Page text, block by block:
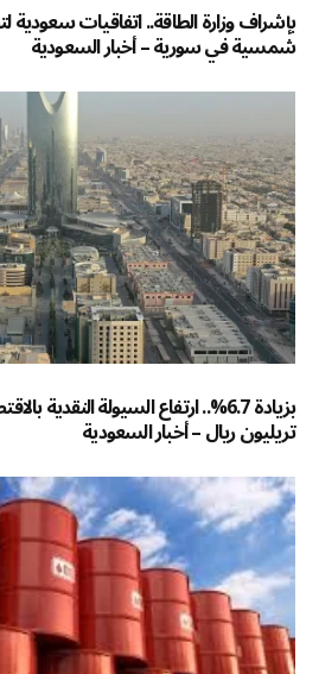
شمسية في سورية – أخبار السعودية
تريليون ريال – أخبار السعودية